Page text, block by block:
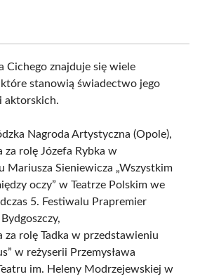
Cichego znajduje się wiele
które stanowią świadectwo jego
aktorskich.
Nagroda Artystyczna (Opole),
za rolę Józefa Rybka w
Mariusza Sieniewicza „Wszystkim
oczy” w Teatrze Polskim we
5. Festiwalu Prapremier
za rolę Tadka w przedstawieniu
w reżyserii Przemysława
im. Heleny Modrzejewskiej w